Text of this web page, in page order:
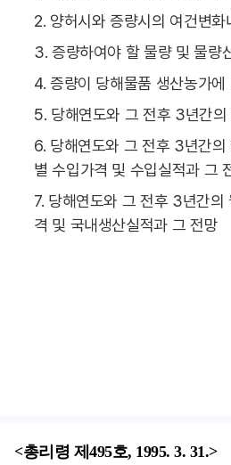
2. 양허시와 증량시의 여건변화
3. 증량하여야 할 물량 및 물량
4. 증량이 당해물품 생산농가에
5. 당해연도와 그 전후 3년간의
6. 당해연도와 그 전후 3년간의
별 수입가격 및 수입실적과 그
7. 당해연도와 그 전후 3년간의
격 및 국내생산실적과 그 전망
<총리령 제495호, 1995. 3. 31.>